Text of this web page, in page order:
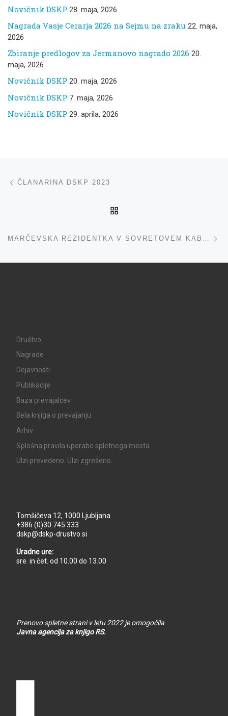
Novičnik DSKP 28. maja, 2026
Nagrada Vasje Cerarja 2026 na Sejmu na zraku 22. maja,
2026
Zbiranje predlogov za Jermanovo nagrado 2026 20.
maja, 2026
Novičnik DSKP 20. maja, 2026
Novičnik DSKP 7. maja, 2026
Novičnik DSKP 29. aprila, 2026
Navigacija med prispevki
ČLANARINA DSKP 2023
MARČEVSKA REZIDENTKA V SOVRETOVEM KABINETU – INESA KURYAN
Društvo
Nagrade
Dejavnosti
Publikacije
Baza prevajalcev
Bela knjiga o prevajanju
Arhiv
Splošna pravila uporabe spletnega mesta
UIzi prevedeno. UIzi zgrešeno.
Tomšičeva 12, 1000 Ljubljana
+386 (0)30 745 333
dskp@dskp-drustvo.si
Uradne ure:
sre. in čet. od 10.00 do 13.00
Prenovo spletne strani v letu 2022 je omogočila
Javna agencija za knjigo RS.